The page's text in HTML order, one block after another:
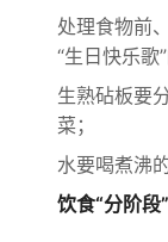
处理食物前
“生日快乐歌
生熟砧板要
菜；
水要喝煮沸
饮食“分阶段